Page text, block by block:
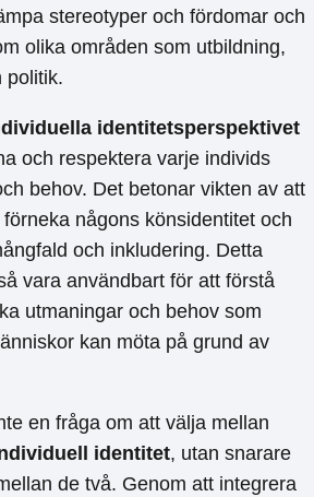
stereotyper och fördomar och
olika områden som utbildning,
politik.
identitetsperspektivet
och respektera varje individs
behov. Det betonar vikten av att
någons könsidentitet och
och inkludering. Detta
vara användbart för att förstå
utmaningar och behov som
kan möta på grund av
en fråga om att välja mellan
identitet, utan snarare
de två. Genom att integrera